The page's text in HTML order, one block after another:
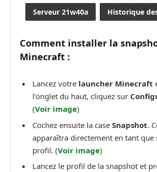
Serveur 21w40a Historique
Comment installer la
Minecraft :
Lancez votre launcher Minecraft
l’onglet du haut, cliquez sur
(Voir image)
Cochez ensuite la case Snapshot.
apparaîtra directement en tant que
profil. (Voir image)
Lancez le profil de la snapshot et